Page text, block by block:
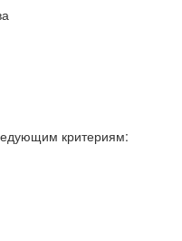
критериям: